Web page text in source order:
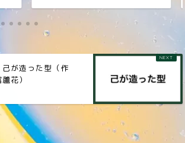
己が造った型（作
花）